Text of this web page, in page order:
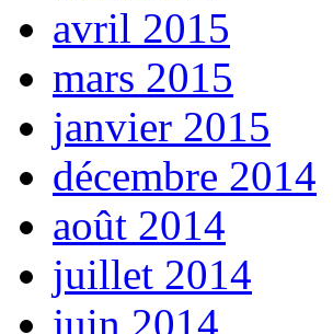
avril 2015
mars 2015
janvier 2015
décembre 2014
août 2014
juillet 2014
juin 2014